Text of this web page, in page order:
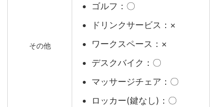
その他
ゴルフ：〇
ドリンクサービス：×
ワークスペース：×
デスクバイク：〇
マッサージチェア：〇
ロッカー(鍵なし)：〇